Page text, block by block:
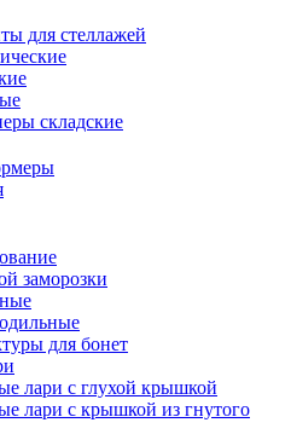
для стеллажей
складские
заморозки
для бонет
лари с глухой крышкой
лари с крышкой из гнутого